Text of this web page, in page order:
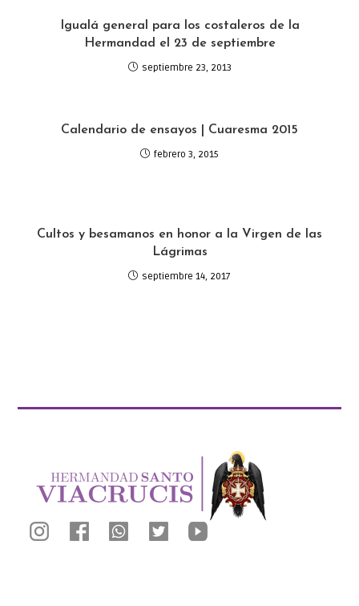
Igualá general para los costaleros de la
Hermandad el 23 de septiembre
septiembre 23, 2013
Calendario de ensayos | Cuaresma 2015
febrero 3, 2015
Cultos y besamanos en honor a la Virgen de las
Lágrimas
septiembre 14, 2017